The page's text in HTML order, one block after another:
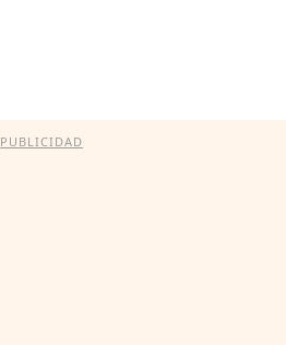
PUBLICIDAD